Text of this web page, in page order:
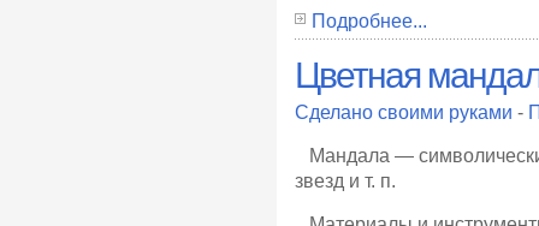
Подробнее...
Цветная
Сделано своими руками -
Мандала —
звезд и т. п.